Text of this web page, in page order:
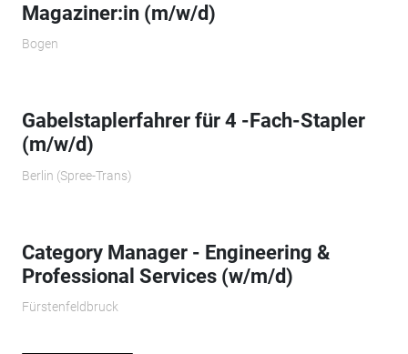
Magaziner:in (m/w/d)
Bogen
Gabelstaplerfahrer für 4 -Fach-Stapler
(m/w/d)
Berlin (Spree-Trans)
Category Manager - Engineering &
Professional Services (w/m/d)
Fürstenfeldbruck